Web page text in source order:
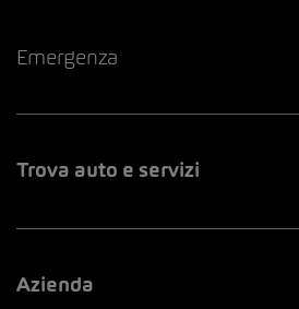
Emergenza
Trova auto e servizi
Azienda